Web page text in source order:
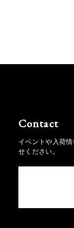
Contact
イベントや入荷
せください。